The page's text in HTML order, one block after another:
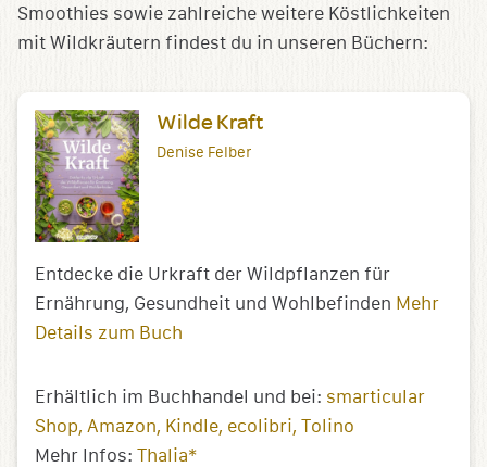
Smoothies sowie zahlreiche weitere Köstlichkeiten
mit Wildkräutern findest du in unseren Büchern:
Wilde Kraft
Denise Felber
Entdecke die Urkraft der Wildpflanzen für
Ernährung, Gesundheit und Wohlbefinden Mehr
Details zum Buch
Erhältlich im Buchhandel und bei: smarticular
Shop Amazon Kindle ecolibri Tolino
Mehr Infos: Thalia*